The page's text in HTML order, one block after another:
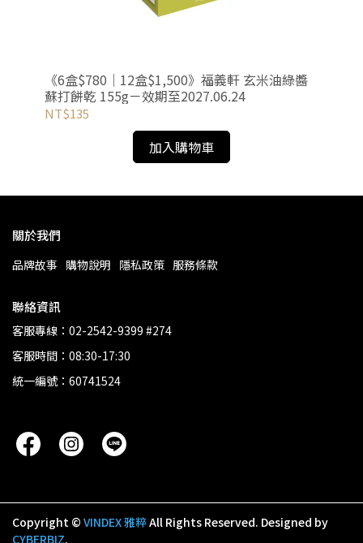
《6盒$780｜12盒$1,500》福義軒 玄米油綠醬
蘇打餅乾 155g－效期至2027.06.24
NT$135
加入購物車
關於我們
品牌故事 購物說明 隱私政策 服務條款
聯絡資訊
客服專線：02-2542-9399 #274
客服時間：08:30-17:30
統一編號：60741524
Copyright © VINDEX 雅粹All Rights Reserved. Designed by
CYBERBIZ.